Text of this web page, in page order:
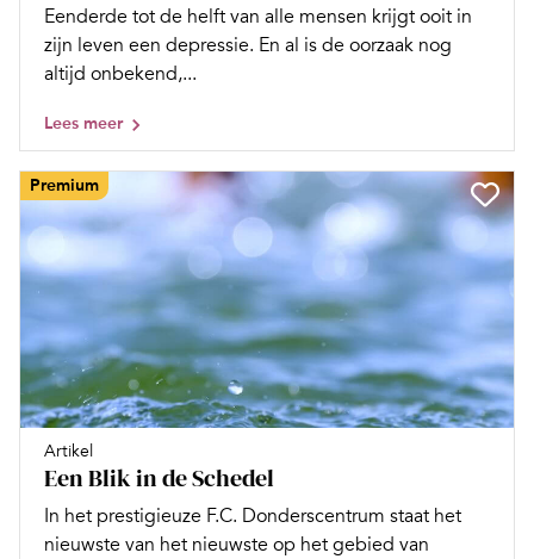
Eenderde tot de helft van alle mensen krijgt ooit in
zijn leven een depressie. En al is de oorzaak nog
altijd onbekend,...
Lees meer
Premium
Artikel
Een Blik in de Schedel
In het prestigieuze F.C. Donderscentrum staat het
nieuwste van het nieuwste op het gebied van